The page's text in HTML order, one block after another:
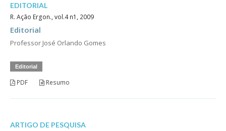
EDITORIAL
R. Ação Ergon., vol.4 n1, 2009
Editorial
Professor José Orlando Gomes
Editorial
PDF Resumo
ARTIGO DE PESQUISA